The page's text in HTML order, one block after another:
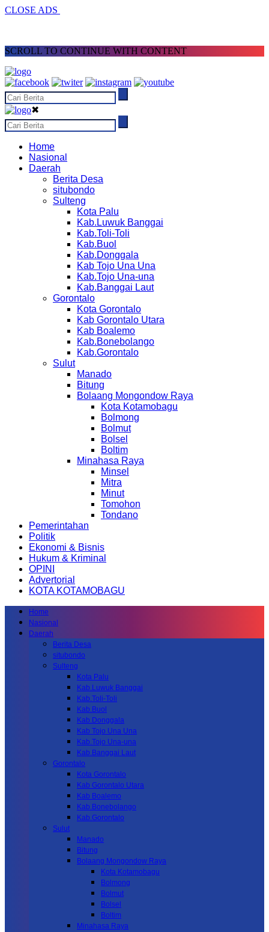
CLOSE ADS
SCROLL TO CONTINUE WITH CONTENT
✖
Home
Nasional
Daerah
Berita Desa
situbondo
Sulteng
Kota Palu
Kab.Luwuk Banggai
Kab.Toli-Toli
Kab.Buol
Kab.Donggala
Kab Tojo Una Una
Kab.Tojo Una-una
Kab.Banggai Laut
Gorontalo
Kota Gorontalo
Kab Gorontalo Utara
Kab Boalemo
Kab.Bonebolango
Kab.Gorontalo
Sulut
Manado
Bitung
Bolaang Mongondow Raya
Kota Kotamobagu
Bolmong
Bolmut
Bolsel
Boltim
Minahasa Raya
Minsel
Mitra
Minut
Tomohon
Tondano
Pemerintahan
Politik
Ekonomi & Bisnis
Hukum & Kriminal
OPINI
Advertorial
KOTA KOTAMOBAGU
Home
Nasional
Daerah
Berita Desa
situbondo
Sulteng
Kota Palu
Kab.Luwuk Banggai
Kab.Toli-Toli
Kab.Buol
Kab.Donggala
Kab Tojo Una Una
Kab.Tojo Una-una
Kab.Banggai Laut
Gorontalo
Kota Gorontalo
Kab Gorontalo Utara
Kab Boalemo
Kab.Bonebolango
Kab.Gorontalo
Sulut
Manado
Bitung
Bolaang Mongondow Raya
Kota Kotamobagu
Bolmong
Bolmut
Bolsel
Boltim
Minahasa Raya